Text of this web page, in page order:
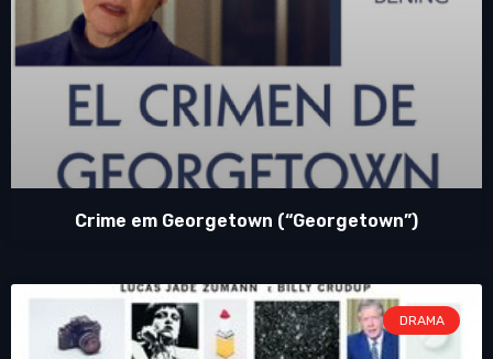
Crime em Georgetown (“Georgetown”)
DRAMA